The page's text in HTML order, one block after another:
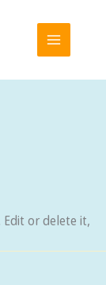
or delete it,